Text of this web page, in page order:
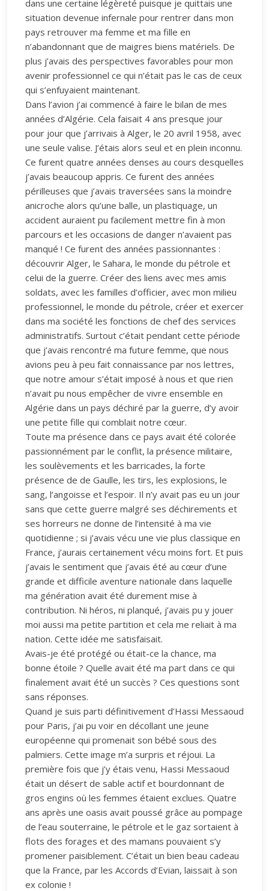
dans une certaine légèreté puisque je quittais une
situation devenue infernale pour rentrer dans mon
pays retrouver ma femme et ma fille en
n’abandonnant que de maigres biens matériels. De
plus j’avais des perspectives favorables pour mon
avenir professionnel ce qui n’était pas le cas de ceux
qui s’enfuyaient maintenant.
Dans l’avion j’ai commencé à faire le bilan de mes
années d’Algérie. Cela faisait 4 ans presque jour
pour jour que j’arrivais à Alger, le 20 avril 1958, avec
une seule valise. J’étais alors seul et en plein inconnu.
Ce furent quatre années denses au cours desquelles
j’avais beaucoup appris. Ce furent des années
périlleuses que j’avais traversées sans la moindre
anicroche alors qu’une balle, un plastiquage, un
accident auraient pu facilement mettre fin à mon
parcours et les occasions de danger n’avaient pas
manqué ! Ce furent des années passionnantes :
découvrir Alger, le Sahara, le monde du pétrole et
celui de la guerre. Créer des liens avec mes amis
soldats, avec les familles d’officier, avec mon milieu
professionnel, le monde du pétrole, créer et exercer
dans ma société les fonctions de chef des services
administratifs. Surtout c’était pendant cette période
que j’avais rencontré ma future femme, que nous
avions peu à peu fait connaissance par nos lettres,
que notre amour s’était imposé à nous et que rien
n’avait pu nous empêcher de vivre ensemble en
Algérie dans un pays déchiré par la guerre, d’y avoir
une petite fille qui comblait notre cœur.
Toute ma présence dans ce pays avait été colorée
passionnément par le conflit, la présence militaire,
les soulèvements et les barricades, la forte
présence de de Gaulle, les tirs, les explosions, le
sang, l’angoisse et l’espoir. Il n’y avait pas eu un jour
sans que cette guerre malgré ses déchirements et
ses horreurs ne donne de l’intensité à ma vie
quotidienne ; si j’avais vécu une vie plus classique en
France, j’aurais certainement vécu moins fort. Et puis
j’avais le sentiment que j’avais été au cœur d’une
grande et difficile aventure nationale dans laquelle
ma génération avait été durement mise à
contribution. Ni héros, ni planqué, j’avais pu y jouer
moi aussi ma petite partition et cela me reliait à ma
nation. Cette idée me satisfaisait.
Avais-je été protégé ou était-ce la chance, ma
bonne étoile ? Quelle avait été ma part dans ce qui
finalement avait été un succès ? Ces questions sont
sans réponses.
Quand je suis parti définitivement d’Hassi Messaoud
pour Paris, j’ai pu voir en décollant une jeune
européenne qui promenait son bébé sous des
palmiers. Cette image m’a surpris et réjoui. La
première fois que j’y étais venu, Hassi Messaoud
était un désert de sable actif et bourdonnant de
gros engins où les femmes étaient exclues. Quatre
ans après une oasis avait poussé grâce au pompage
de l’eau souterraine, le pétrole et le gaz sortaient à
flots des forages et des mamans pouvaient s’y
promener paisiblement. C’était un bien beau cadeau
que la France, par les Accords d’Evian, laissait à son
ex colonie !